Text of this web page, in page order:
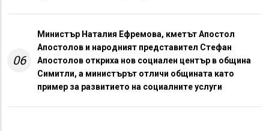
06
Министър Наталия Ефремова, кметът Апостол
Апостолов и народният представител Стефан
Апостолов откриха нов социален център в община
Симитли, а министърът отличи общината като
пример за развитието на социалните услуги